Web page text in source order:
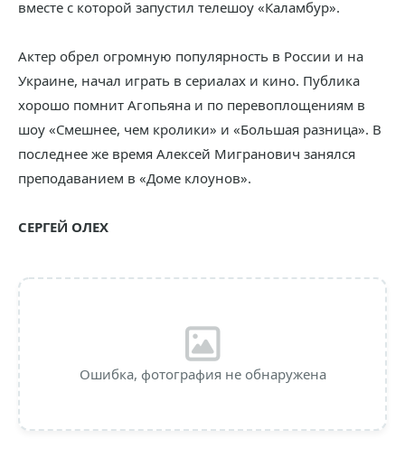
вместе с которой запустил телешоу «Каламбур».
Актер обрел огромную популярность в России и на
Украине, начал играть в сериалах и кино. Публика
хорошо помнит Агопьяна и по перевоплощениям в
шоу «Смешнее, чем кролики» и «Большая разница». В
последнее же время Алексей Мигранович занялся
преподаванием в «Доме клоунов».
СЕРГЕЙ ОЛЕХ
Ошибка, фотография не обнаружена